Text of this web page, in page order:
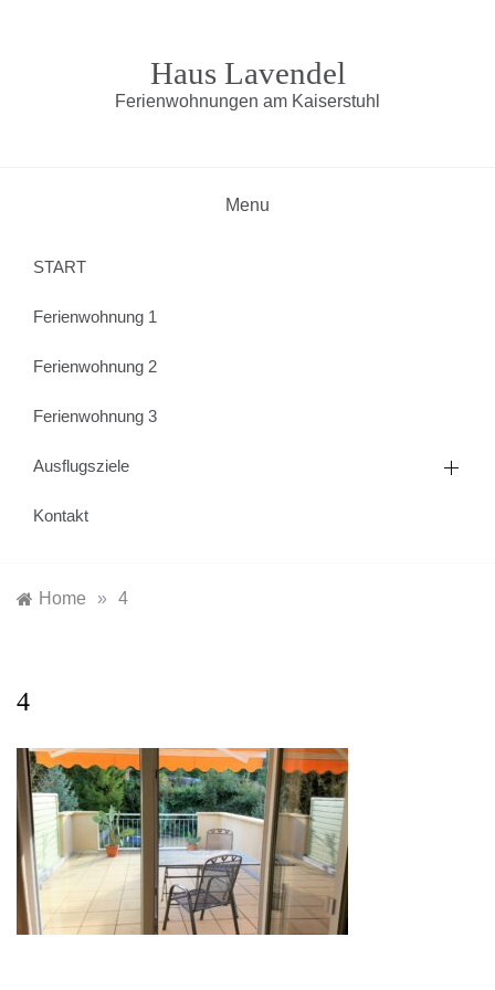
Haus Lavendel
Ferienwohnungen am Kaiserstuhl
Menu
START
Ferienwohnung 1
Ferienwohnung 2
Ferienwohnung 3
Ausflugsziele
Kontakt
Home » 4
4